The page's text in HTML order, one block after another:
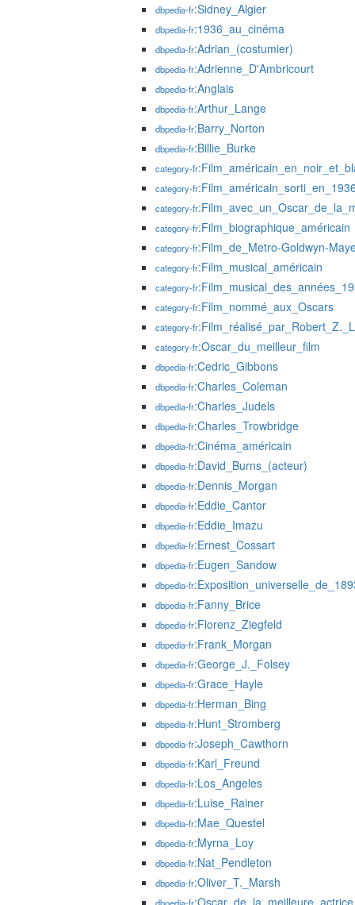
dbpedia-fr:Sidney_Algier
dbpedia-fr:1936_au_cinéma
dbpedia-fr:Adrian_(costumier)
dbpedia-fr:Adrienne_D'Ambricourt
dbpedia-fr:Anglais
dbpedia-fr:Arthur_Lange
dbpedia-fr:Barry_Norton
dbpedia-fr:Billie_Burke
category-fr
category-fr
category-fr
category-fr:Film_biographique_américain
category-fr:Film_de_Metro-Goldwyn-
category-fr:Film_musical_américain
category-fr
category-fr:Film_nommé_aux_Oscars
category-fr
category-fr:Oscar_du_meilleur_film
dbpedia-fr:Cedric_Gibbons
dbpedia-fr:Charles_Coleman
dbpedia-fr:Charles_Judels
dbpedia-fr:Charles_Trowbridge
dbpedia-fr:Cinéma_américain
dbpedia-fr:David_Burns_(acteur)
dbpedia-fr:Dennis_Morgan
dbpedia-fr:Eddie_Cantor
dbpedia-fr:Eddie_Imazu
dbpedia-fr:Ernest_Cossart
dbpedia-fr:Eugen_Sandow
dbpedia-fr
dbpedia-fr:Fanny_Brice
dbpedia-fr:Florenz_Ziegfeld
dbpedia-fr:Frank_Morgan
dbpedia-fr:George_J._Folsey
dbpedia-fr:Grace_Hayle
dbpedia-fr:Herman_Bing
dbpedia-fr:Hunt_Stromberg
dbpedia-fr:Joseph_Cawthorn
dbpedia-fr:Karl_Freund
dbpedia-fr:Los_Angeles
dbpedia-fr:Luise_Rainer
dbpedia-fr:Mae_Questel
dbpedia-fr:Myrna_Loy
dbpedia-fr:Nat_Pendleton
dbpedia-fr:Oliver_T._Marsh
:Oscar_de_la_meilleure_actrice